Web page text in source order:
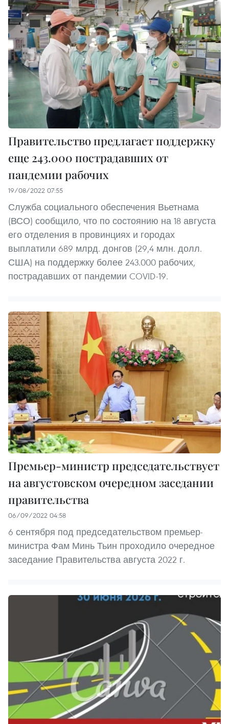
Правительство предлагает поддержку
еще 243.000 пострадавших от
пандемии рабочих
19/08/2022 07:55
Служба социального обеспечения Вьетнама
(ВСО) сообщило, что по состоянию на 18 августа
его отделения в провинциях и городах
выплатили 689 млрд. донгов (29,4 млн. долл.
США) на поддержку более 243.000 рабочих,
пострадавших от пандемии COVID-19.
Премьер-министр председательствует
на августовском очередном заседании
правительства
06/09/2022 04:58
6 сентября под председательством премьер-
министра Фам Минь Тьин проходило очередное
заседание Правительства августа 2022 г.